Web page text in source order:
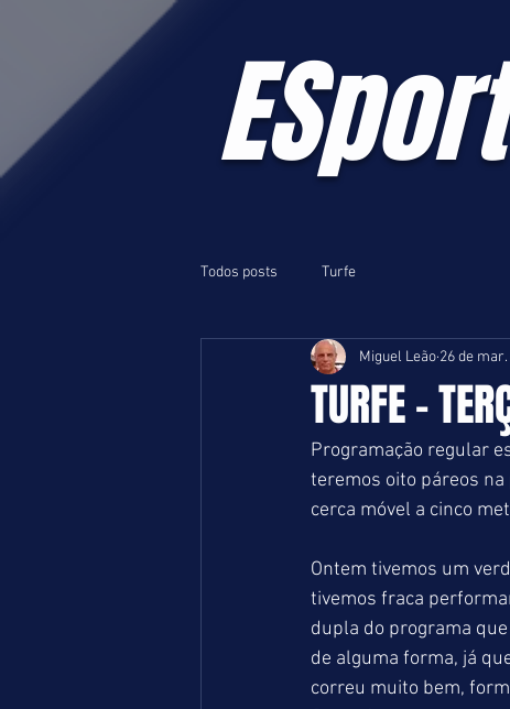
Todos posts Turfe
TURFE -
Miguel Leão 26 de
Programação regular
teremos oito páreos na
cerca móvel a cinco
Ontem tivemos um
tivemos fraca
dupla do programa
de alguma forma, já
correu muito bem,